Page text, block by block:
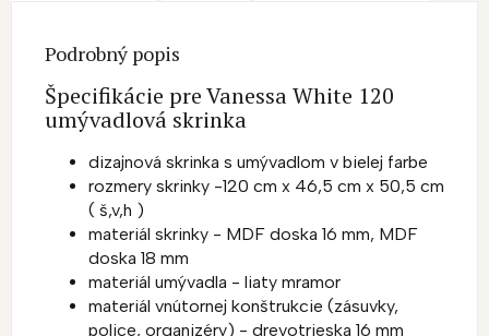
Podrobný popis
Špecifikácie pre Vanessa White 120
umývadlová skrinka
dizajnová skrinka s umývadlom v bielej farbe
rozmery skrinky -120 cm x 46,5 cm x 50,5 cm
( š,v,h )
materiál skrinky - MDF doska 16 mm, MDF
doska 18 mm
materiál umývadla - liaty mramor
materiál vnútornej konštrukcie (zásuvky,
police, organizéry) - drevotrieska 16 mm